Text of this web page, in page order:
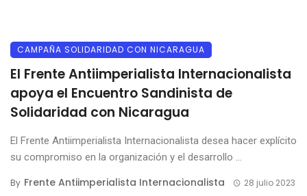
CAMPAÑA SOLIDARIDAD CON NICARAGUA
El Frente Antiimperialista Internacionalista
apoya el Encuentro Sandinista de
Solidaridad con Nicaragua
El Frente Antiimperialista Internacionalista desea hacer explícito
su compromiso en la organización y el desarrollo ...
By Frente Antiimperialista Internacionalista 28 julio 2023